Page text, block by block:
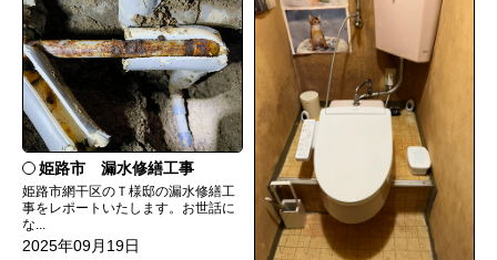
姫路市 漏水修繕工事
姫路市網干区のＴ様邸の漏水修繕工
事をレポートいたします。お世話に
な...
2025年09月19日